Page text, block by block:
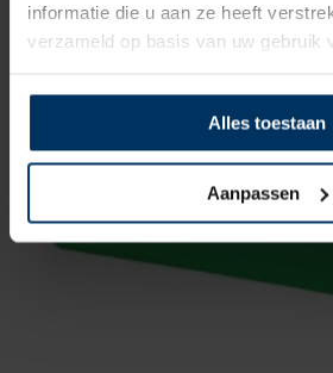
informatie die u aan ze heeft
verzameld op basis van uw gebruik
Alles toestaan
Aanpassen